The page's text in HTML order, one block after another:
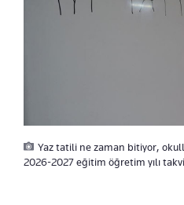
Yaz tatili ne zaman bitiyor,
2026-2027 eğitim öğretim yılı